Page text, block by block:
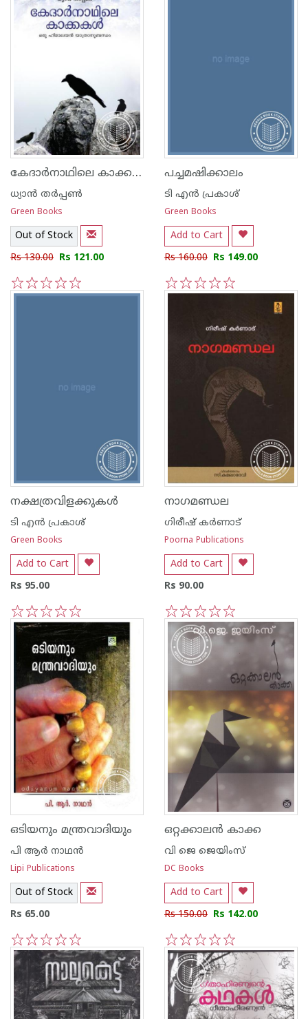
കേദാര്‍നാഥിലെ കാക്കകള്‍
ധ്യാ‌ന്‍ തര്‍പ്പണ്‍
Green Books
Out of Stock
Rs 130.00 Rs 121.00
5
4
3
2
1
പച്ചമഷിക്കാലം
ടി എന്‍ പ്രകാശ്
Green Books
Add to Cart
Rs 160.00 Rs 149.00
5
4
3
2
1
നക്ഷത്രവിളക്കുകള്‍
ടി എന്‍ പ്രകാശ്
Green Books
Add to Cart
Rs 95.00
5
4
3
2
1
നാഗമണ്ഡല
ഗിരീഷ് കര്‍ണാട്
Poorna Publications
Add to Cart
Rs 90.00
5
4
3
2
1
ഒടിയനും മന്ത്രവാദിയും
പി ആര്‍ നാഥന്‍
Lipi Publications
Out of Stock
Rs 65.00
5
4
3
2
1
ഒറ്റക്കാല‌ന്‍ കാക്ക
വി ജെ ജെയിംസ്‌
DC Books
Add to Cart
Rs 150.00 Rs 142.00
5
4
3
2
1